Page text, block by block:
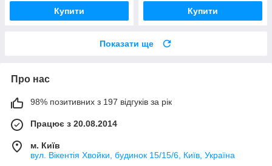
Купити Купити
Показати ще
Про нас
98% позитивних з 197 відгуків за рік
Працює з 20.08.2014
м. Київ
вул. Вікентія Хвойки, будинок 15/15/6, Київ, Україна